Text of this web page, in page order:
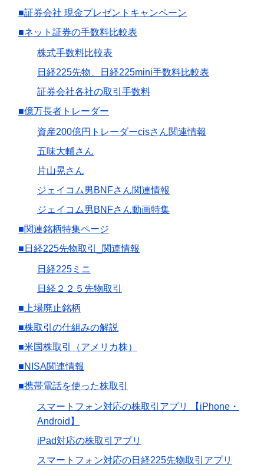
■証券会社 現金プレゼントキャンペーン
■ネット証券の手数料比較表
株式手数料比較表
日経225先物、日経225mini手数料比較表
証券会社各社の取引手数料
■億万長者トレーダー
資産200億円トレーダーcisさん関連情報
五味大輔さん
片山晃さん
ジェイコム男BNFさん関連情報
ジェイコム男BNFさん動画特集
■関連銘柄特集ページ
■日経225先物取引_関連情報
日経225ミニ
日経２２５先物取引
■上場廃止銘柄
■株取引の仕組みの解説
■米国株取引（アメリカ株）
■NISA関連情報
■携帯電話を使った株取引
スマートフォン対応の株取引アプリ 【iPhone・
Android】
iPad対応の株取引アプリ
スマートフォン対応の日経225先物取引アプリ